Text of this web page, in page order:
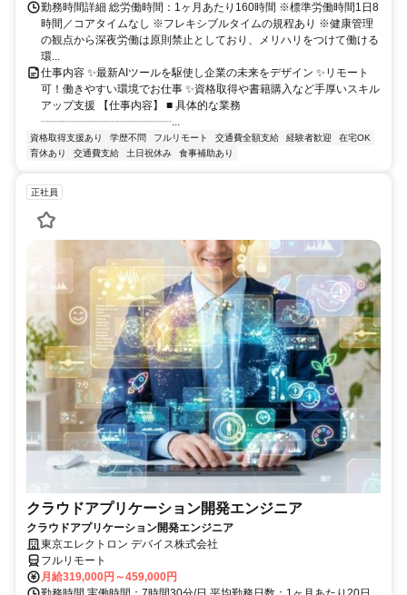
勤務時間詳細 総労働時間：1ヶ月あたり160時間 ※標準労働時間1日8
時間／コアタイムなし ※フレキシブルタイムの規程あり ※健康管理
の観点から深夜労働は原則禁止としており、メリハリをつけて働ける
環...
仕事内容 ✨最新AIツールを駆使し企業の未来をデザイン ✨リモート
可！働きやすい環境でお仕事 ✨資格取得や書籍購入など手厚いスキル
アップ支援 【仕事内容】 ■ 具体的な業務
┈┈┈┈┈┈┈┈┈┈┈┈...
資格取得支援あり 学歴不問 フルリモート 交通費全額支給 経験者歓迎
在宅OK
育休あり
交通費支給 土日祝休み 食事補助あり
正社員
クラウドアプリケーション開発エンジニア
クラウドアプリケーション開発エンジニア
東京エレクトロン デバイス株式会社
フルリモート
月給319,000円～459,000円